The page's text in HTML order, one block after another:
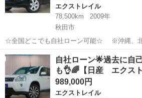
エクストレイル
78,500km
2009年
秋田市
☆全国どこでも自社ローン可能☆ ※沖縄、北海
破産、債務整理の経験あり… 転職したばか
備は難しい… そんな不安はオトロンにお任せ(^^)/ 自社ローン専門
店！...
秋田 秋田市 エクストレイル オト
自社ローン🌟過去に自
も👌🌈【日産 エクス
989,000円
エクストレイル